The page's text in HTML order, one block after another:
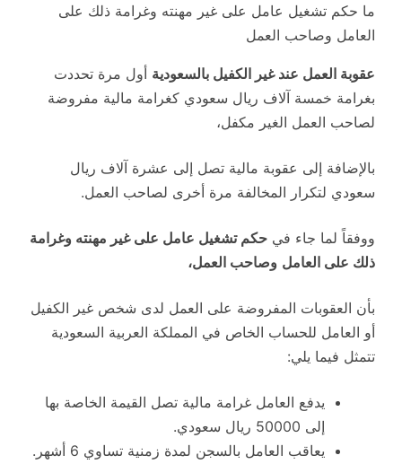
ما حكم تشغيل عامل على غير مهنته وغرامة ذلك على
العامل وصاحب العمل
عقوبة العمل عند غير الكفيل بالسعودية أول مرة تحددت
بغرامة خمسة آلاف ريال سعودي كغرامة مالية مفروضة
لصاحب العمل الغير مكفل،
بالإضافة إلى عقوبة مالية تصل إلى عشرة آلاف ريال
سعودي لتكرار المخالفة مرة أخرى لصاحب العمل.
ووفقاً لما جاء في حكم تشغيل عامل على غير مهنته وغرامة
ذلك على العامل وصاحب العمل،
بأن العقوبات المفروضة على العمل لدى شخص غير الكفيل
أو العامل للحساب الخاص في المملكة العربية السعودية
تتمثل فيما يلي:
يدفع العامل غرامة مالية تصل القيمة الخاصة بها
إلى 50000 ريال سعودي.
يعاقب العامل بالسجن لمدة زمنية تساوي 6 أشهر.